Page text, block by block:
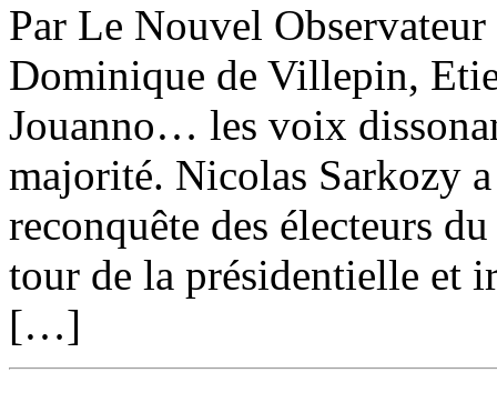
Par Le Nouvel
Dominique de Villepin,
Jouanno… les voix
majorité. Nicolas Sarkozy
reconquête des électeurs
tour de la présidentielle et
[…]